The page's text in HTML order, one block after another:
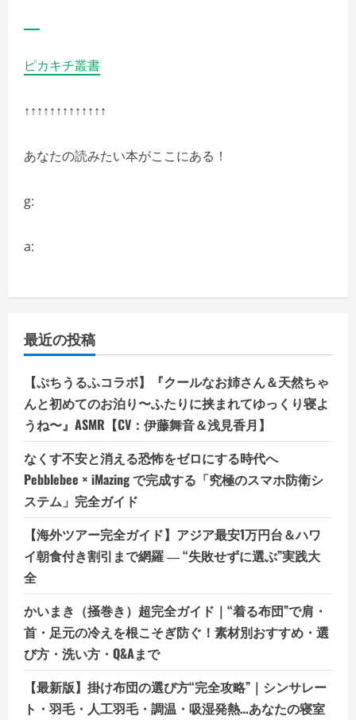
ピカキチ叢書
↑↑↑↑↑↑↑↑↑↑↑↑↑
あなたの読みたい本がここにある！
g:
a:
最近の投稿
【ぷちうるふコラボ】『クールなお姉さん＆天然ちゃ
んと初めてのお泊り〜ふたりに挟まれてゆっくり寝よ
うね〜』ASMR【CV：伊藤舞音＆浅見香月】
なくす不安と消える恐怖をゼロにする時代へ
Pebblebee × iMazing で完成する「究極のスマホ防衛シ
ステム」完全ガイド
【海外ツアー完全ガイド】アジア最安1万円台＆ハワ
イ朝食付き割引まで網羅 ― “失敗せずに選ぶ”実践大
全
かいまき（掻巻き）超完全ガイド｜“着る布団”で肩・
首・足元の冷えを根こそぎ防ぐ！素材別おすすめ・選
び方・洗い方・Q&Aまで
【最新版】掛け布団の選び方“完全攻略”｜シンサレー
ト・羽毛・人工羽毛・調温・吸湿発熱…あなたの寝室